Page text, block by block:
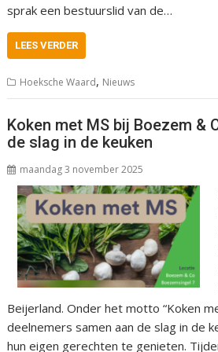
sprak een bestuurslid van de…
LEES VERDER
Hoeksche Waard, Nieuws
Koken met MS bij Boezem &
de slag in de keuken
maandag 3 november 2025
Beijerland. Onder het motto “Koken
deelnemers samen aan de slag in de
hun eigen gerechten te genieten.